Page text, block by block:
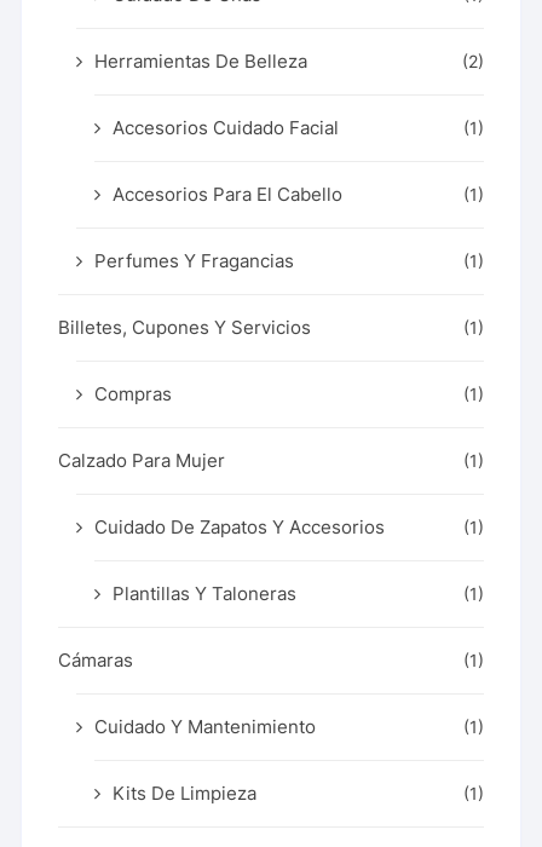
Herramientas De Belleza (2)
Accesorios Cuidado Facial (1)
Accesorios Para El Cabello (1)
Perfumes Y Fragancias (1)
Billetes, Cupones Y Servicios (1)
Compras (1)
Calzado Para Mujer (1)
Cuidado De Zapatos Y Accesorios (1)
Plantillas Y Taloneras (1)
Cámaras (1)
Cuidado Y Mantenimiento (1)
Kits De Limpieza (1)